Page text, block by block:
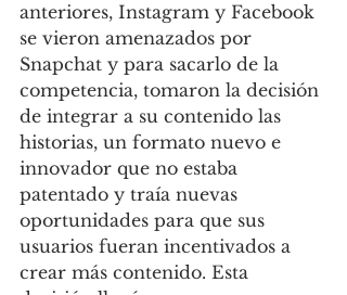
anteriores, Instagram y Facebook
se vieron amenazados por
Snapchat y para sacarlo de la
competencia, tomaron la decisión
de integrar a su contenido las
historias, un formato nuevo e
innovador que no estaba
patentado y traía nuevas
oportunidades para que sus
usuarios fueran incentivados a
crear más contenido. Esta